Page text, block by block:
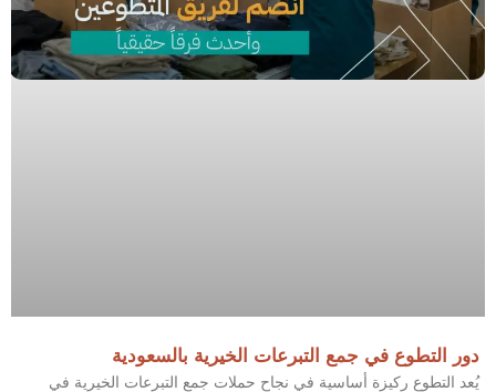
دور التطوع في جمع التبرعات الخيرية بالسعودية
يُعد التطوع ركيزة أساسية في نجاح حملات جمع التبرعات الخيرية في